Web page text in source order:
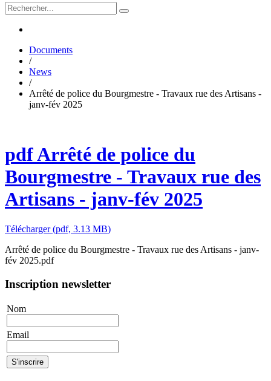
Documents
/
News
/
Arrêté de police du Bourgmestre - Travaux rue des Artisans -
janv-fév 2025
pdfArrêté de police du
Bourgmestre - Travaux rue des
Artisans - janv-fév 2025
Télécharger(pdf, 3.13 MB)
Arrêté de police du Bourgmestre - Travaux rue des Artisans - janv-
fév 2025.pdf
Inscription newsletter
Nom
Email